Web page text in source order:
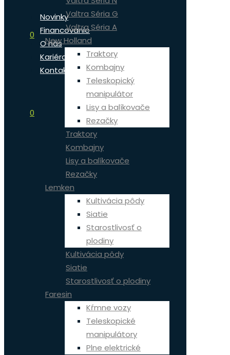
0
Novinky
Financovanie
O nás
Kariéra
Kontakt
0
Valtra Séria G
Valtra Séria A
New Holland
Traktory
Kombajny
Teleskopický
manipulátor
Lisy a balíkovače
Rezačky
Traktory
Kombajny
Lisy a balíkovače
Rezačky
Lemken
Kultivácia pôdy
Siatie
Starostlivosť o
plodiny
Kultivácia pôdy
Siatie
Starostlivosť o plodiny
Faresin
Kŕmne vozy
Teleskopické
manipulátory
Plne elektrické